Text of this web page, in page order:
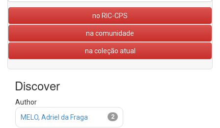
no RIC-CPS
na comunidade
na coleção atual
Discover
Author
2
MELO, Adriel da Fraga